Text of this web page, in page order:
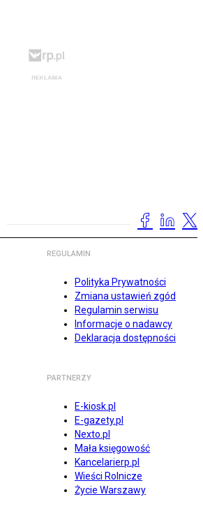
REGULAMIN
Polityka Prywatności
Zmiana ustawień zgód
Regulamin serwisu
Informacje o nadawcy
Deklaracja dostępności
PARTNERZY
E-kiosk.pl
E-gazety.pl
Nexto.pl
Mała księgowość
Kancelarierp.pl
Wieści Rolnicze
Życie Warszawy